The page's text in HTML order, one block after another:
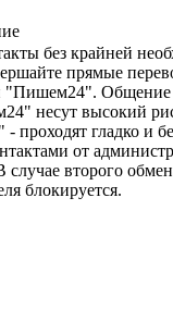
без крайней
прямые
"Пишем24". Общение
несут высокий
гладко и
от
второго
блокируется.